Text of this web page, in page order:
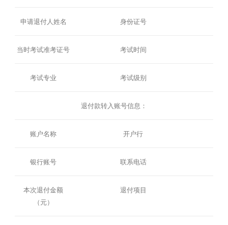
申请退付人姓名 身份证号
当时考试准考证号 考试时间
考试专业 考试级别
退付款转入账号信息：
账户名称 开户行
银行账号 联系电话
本次退付金额
（元）
退付项目